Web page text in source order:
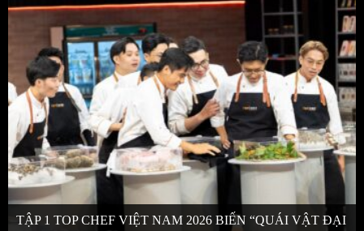
TẬP 1 TOP CHEF VIỆT NAM 2026 BIẾN “QUÁI VẬT ĐẠI